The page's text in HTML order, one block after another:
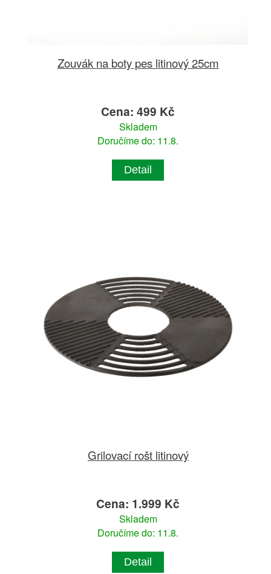
Zouvák na boty pes litinový 25cm
Cena: 499 Kč
Skladem
Doručíme do: 11.8.
Detail
Grilovací rošt litinový
Cena: 1.999 Kč
Skladem
Doručíme do: 11.8.
Detail